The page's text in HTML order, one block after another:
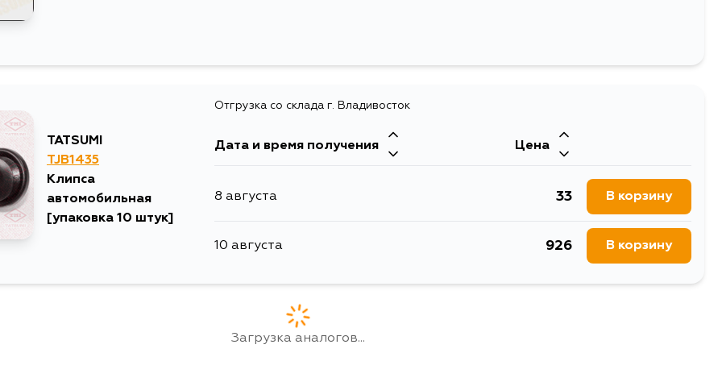
TATSUMI
TJB1435
Клипса
автомобильная
[упаковка 10 штук]
Отгрузка со склада г. Владивосток
Дата и время получения Цена
8 августа 33 В корзину
10 августа 926 В корзину
Загрузка аналогов...